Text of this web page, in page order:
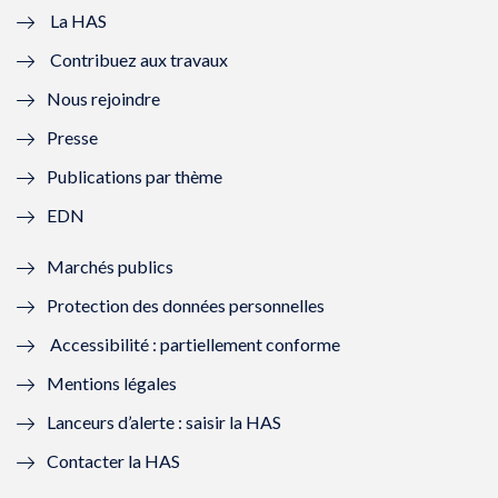
l
l
f
n
ê
t
r
e
)
e
e
n
ê
r
ê
t
e
ê
La HAS
Contribuez aux travaux
Nous rejoindre
Presse
Publications par thème
EDN
Marchés publics
Protection des données personnelles
Accessibilité : partiellement conforme
Mentions légales
Lanceurs d’alerte : saisir la HAS
Contacter la HAS